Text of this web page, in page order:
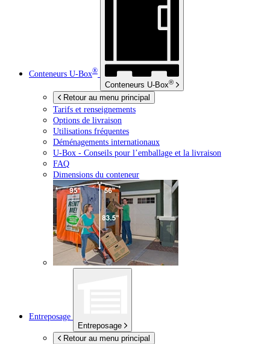
Conteneurs U-Box®
Conteneurs U-Box®
Retour au menu principal
Tarifs et renseignements
Options de livraison
Utilisations fréquentes
Déménagements internationaux
U-Box - Conseils pour l’emballage et la livraison
FAQ
Dimensions du conteneur
Entreposage
Entreposage
Retour au menu principal